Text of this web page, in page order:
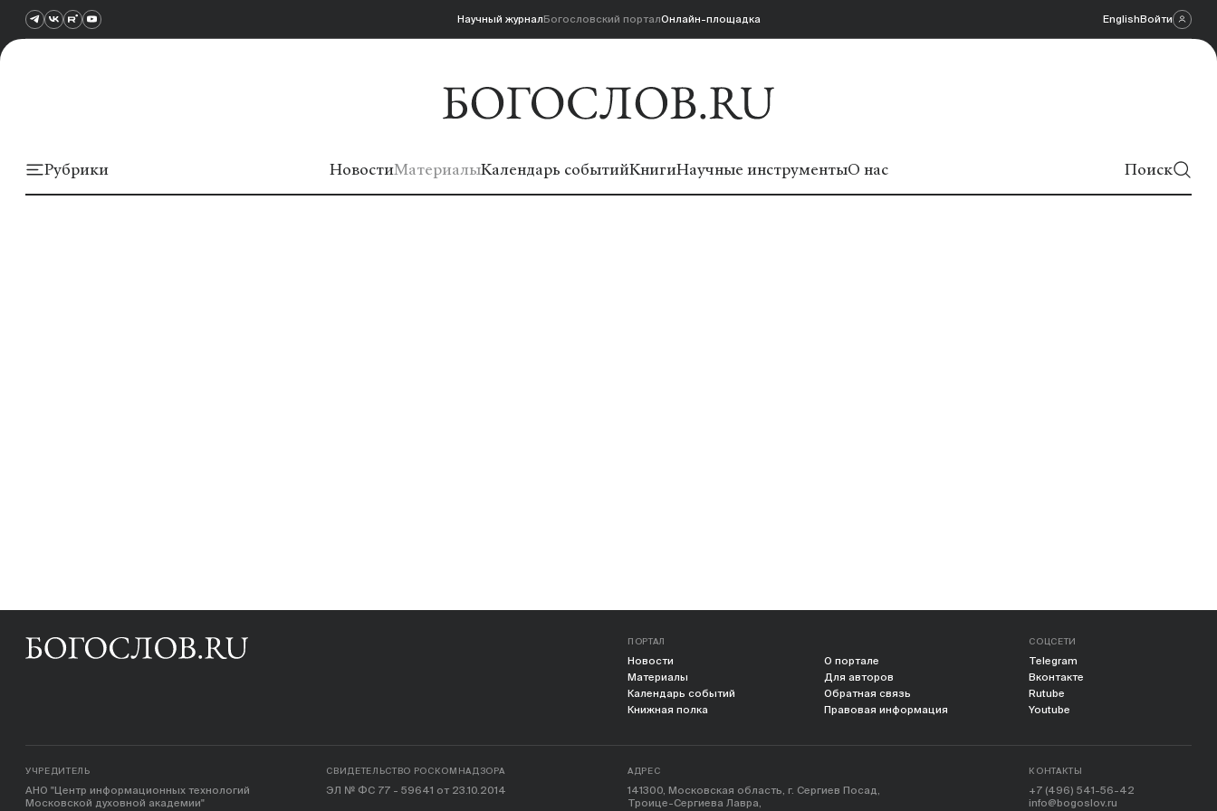
Научный журналБогословский порталОнлайн-площадка EnglishВойти
Рубрики НовостиМатериалыКалендарь событийКнигиНаучные инструментыО нас Поиск
ПОРТАЛ
Новости
Материалы
Календарь событий
Книжная полка
О портале
Для авторов
Обратная связь
Правовая информация
СОЦСЕТИ
Telegram
Вконтакте
Rutube
Youtube
УЧРЕДИТЕЛЬ
АНО "Центр информационных технологий
Московской духовной академии"
СВИДЕТЕЛЬСТВО РОСКОМНАДЗОРА
ЭЛ № ФС 77 - 59641 от 23.10.2014
АДРЕС
141300, Московская область, г. Сергиев Посад,
Троице-Сергиева Лавра,
КОНТАКТЫ
+7 (496) 541-56-42
info@bogoslov.ru